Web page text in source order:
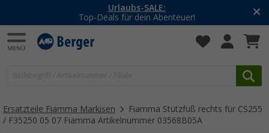
Urlaubs-SALE:
Top-Deals für dein Abenteuer!
Ersatzteile Fiamma Markisen
Fiamma Stützfuß rechts für CS255
/ F35250 05 07 Fiamma Artikelnummer 03568B05A